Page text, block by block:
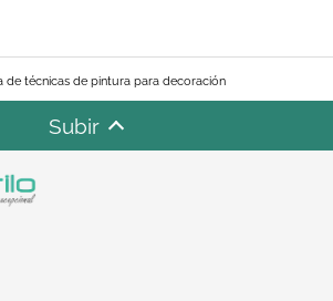
de técnicas de pintura para decoración
Subir